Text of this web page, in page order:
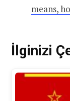
means,
İlginizi